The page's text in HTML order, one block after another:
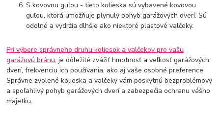
S kovovou guľou - tieto kolieska sú vybavené kovovou
guľou, ktorá umožňuje plynulý pohyb garážových dverí. Sú
odolné a vydržia dlhšie ako niektoré plastové valčeky.
Pri výbere správneho druhu koliesok a valčekov pre vašu
garážovú bránu, je dôležité zvážiť hmotnosť a veľkosť garážových
dverí, frekvenciu ich používania, ako aj vaše osobné preference.
Správne zvolené kolieska a valčeky vám poskytnú bezproblémový
a spoľahlivý pohyb garážových dverí a zabezpečia ochranu vášho
majetku.